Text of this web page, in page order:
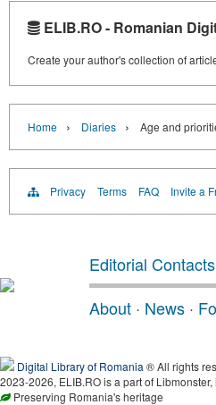
ELIB.RO - Romanian
Create your author's collection of
Home › Diaries › Age and
Privacy Terms FAQ Invite a
Editorial Contacts
About · News ·
Digital Library of Romania ® All rights
2023-2026, ELIB.RO is a part of
Preserving Romania's heritage